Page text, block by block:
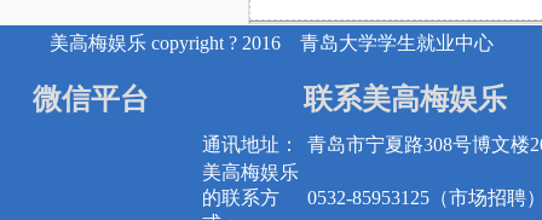
美高梅娱乐 copyright ? 2016 青岛大学学生就业中心
微信平台 联系美高梅娱乐
通讯地址：
青岛市宁夏路308号博文楼
美高梅娱乐
的联系方
0532-85953125（市场招聘